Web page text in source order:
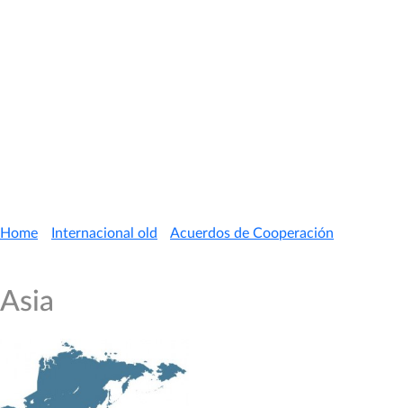
Home Internacional old Acuerdos de Cooperación
Asia